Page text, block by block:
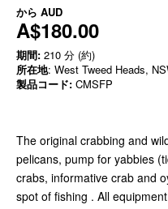
から AUD
A$180.00
期間: 210 分 (約)
所在地: West Tweed Heads,
製品コード: CMSFP
The original crabbing and
pelicans, pump for yabbies
crabs, informative crab and
spot of fishing . All